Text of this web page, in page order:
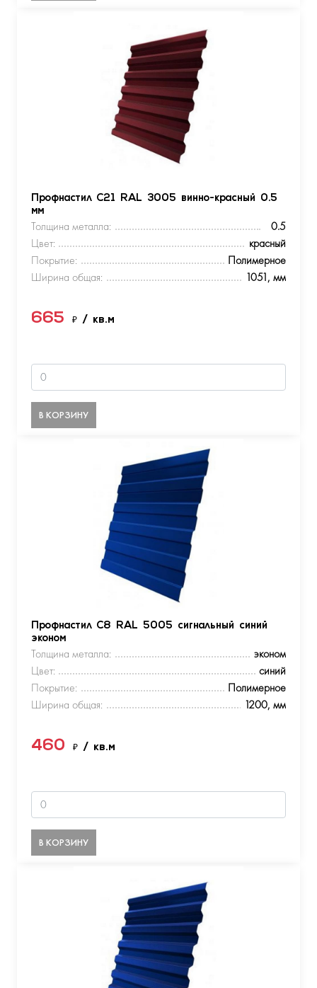
Профнастил С21 RAL 3005 винно-красный 0.5
мм
Толщина металла:
0.5
Цвет:
красный
Покрытие:
Полимерное
Ширина общая:
1051, мм
665 ₽ / кв.м
В КОРЗИНУ
Профнастил С8 RAL 5005 сигнальный синий
эконом
Толщина металла:
эконом
Цвет:
синий
Покрытие:
Полимерное
Ширина общая:
1200, мм
460 ₽ / кв.м
В КОРЗИНУ